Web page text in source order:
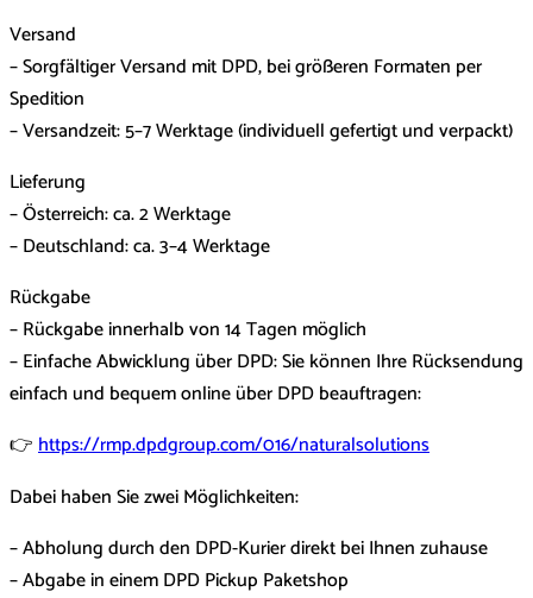
Versand
– Sorgfältiger Versand mit DPD, bei größeren Formaten per
Spedition
– Versandzeit: 5–7 Werktage (individuell gefertigt und verpackt)
Lieferung
– Österreich: ca. 2 Werktage
– Deutschland: ca. 3–4 Werktage
Rückgabe
– Rückgabe innerhalb von 14 Tagen möglich
– Einfache Abwicklung über DPD: Sie können Ihre Rücksendung
einfach und bequem online über DPD beauftragen:
👉https://rmp.dpdgroup.com/016/naturalsolutions
Dabei haben Sie zwei Möglichkeiten:
– Abholung durch den DPD-Kurier direkt bei Ihnen zuhause
– Abgabe in einem DPD Pickup Paketshop